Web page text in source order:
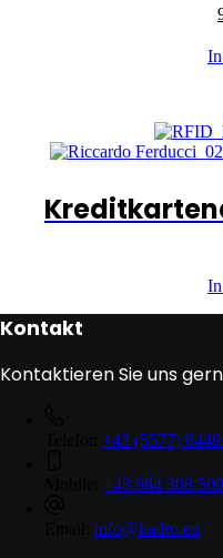
Kontakt
Kontaktieren Sie uns
+43 (5577)
+43 664 308
info@kadro.eu